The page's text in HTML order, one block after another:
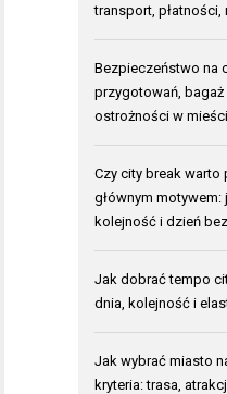
transport,
Bezpieczeństwo na
przygotowań,
ostrożności w
Czy city break warto
głównym motywem:
kolejność i dzień
Jak dobrać tempo
dnia, kolejność i
Jak wybrać miasto
kryteria: trasa,